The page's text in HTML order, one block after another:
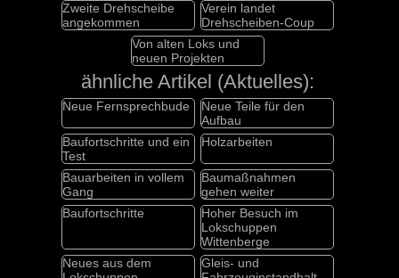
Zweite Drehscheibe
angekommen
Verein landet
Drehscheiben-Coup
Von alten Loks und
neuen Projekten
ähnliche Artikel (Aktuelles):
Neue Fernsprechbude
Neue Teile für den
Aufbau
Baufortschritte und ein
Test
Holzarbeiten
Bauarbeiten in vollem
Gang
Baumaßnahmen
gehen weiter
Baufortschritte
Hoher Besuch im
Lokschuppen
Wittenberge
Neues aus dem
Gleis- und